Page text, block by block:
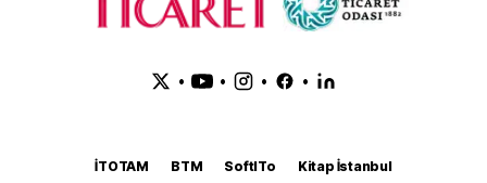
• • • •
İTOTAM BTM SoftITo
Kitap İstanbul